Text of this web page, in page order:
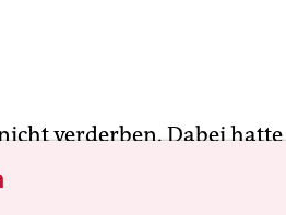
verderben. Dabei hatte
vor dem Start in Tegel
er selbst und die ihn